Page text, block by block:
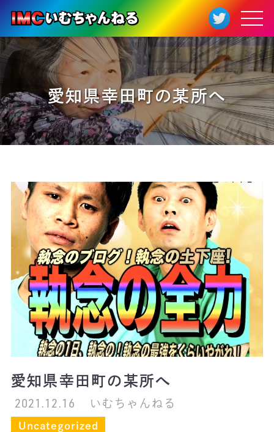
愛知県幸田町の某所へ
愛知県幸田町の某所へ
2021.12.16
いむちゃんねる
Uncategorized